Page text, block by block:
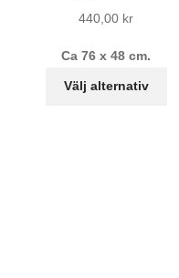
440,00 kr
Ca 76 x 48 cm.
Välj alternativ